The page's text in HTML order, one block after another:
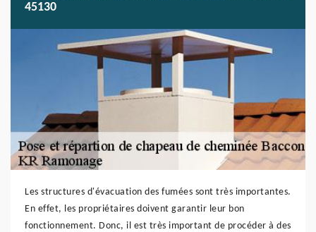
45130
Les structures d'évacuation des fumées sont très importantes.
En effet, les propriétaires doivent garantir leur bon
fonctionnement. Donc, il est très important de procéder à des